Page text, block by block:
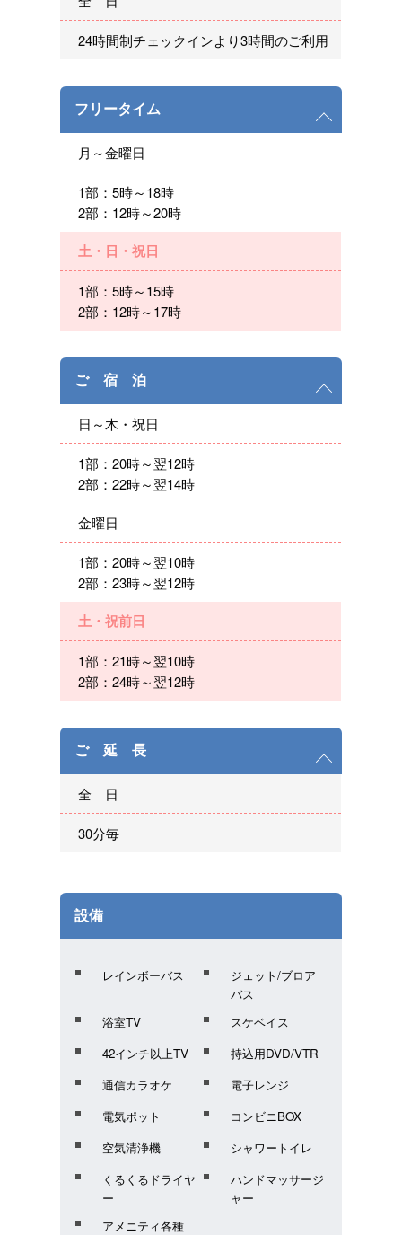
24時間制チェックインより3時間のご利用
フリータイム
月～金曜日
1部：5時～18時
2部：12時～20時
土・日・祝日
1部：5時～15時
2部：12時～17時
ご 宿 泊
日～木・祝日
1部：20時～翌12時
2部：22時～翌14時
金曜日
1部：20時～翌10時
2部：23時～翌12時
土・祝前日
1部：21時～翌10時
2部：24時～翌12時
ご 延 長
全 日
30分毎
設備
レインボーバス
ジェット/ブロア
バス
浴室TV
スケベイス
42インチ以上TV
持込用DVD/VTR
通信カラオケ
電子レンジ
電気ポット
コンビニBOX
空気清浄機
シャワートイレ
くるくるドライヤ
ー
ハンドマッサージ
ャー
アメニティ各種